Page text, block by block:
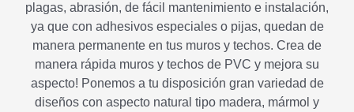
plagas, abrasión, de fácil mantenimiento e instalación,
ya que con adhesivos especiales o pijas, quedan de
manera permanente en tus muros y techos. Crea de
manera rápida muros y techos de PVC y mejora su
aspecto! Ponemos a tu disposición gran variedad de
diseños con aspecto natural tipo madera, mármol y